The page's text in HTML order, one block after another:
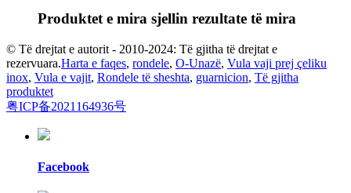
Produktet e mira sjellin rezultate të mira
© Të drejtat e autorit - 2010-2024: Të gjitha të drejtat e
rezervuara.Harta e faqes, rondele, O-Unazë, Vula vaji prej çeliku
inox, Vula e vajit, Rondele të sheshta, guarnicion, Të gjitha
produktet
粤ICP备2021164936号
Facebook